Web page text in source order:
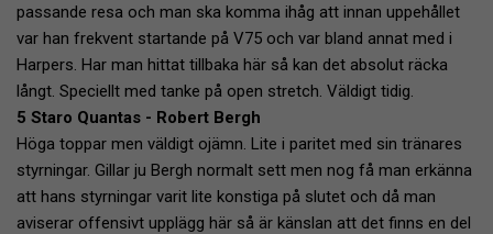
passande resa och man ska komma ihåg att innan uppehållet
var han frekvent startande på V75 och var bland annat med i
Harpers. Har man hittat tillbaka här så kan det absolut räcka
långt. Speciellt med tanke på open stretch. Väldigt tidig.
5 Staro Quantas - Robert Bergh
Höga toppar men väldigt ojämn. Lite i paritet med sin tränares
styrningar. Gillar ju Bergh normalt sett men nog få man erkänna
att hans styrningar varit lite konstiga på slutet och då man
aviserar offensivt upplägg här så är känslan att det finns en del